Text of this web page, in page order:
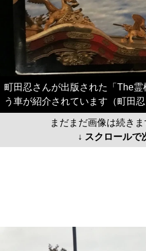
町田忍さんが出版された「The
う車が紹介されています（町田忍
まだまだ画像は続きま
↓ スクロールで